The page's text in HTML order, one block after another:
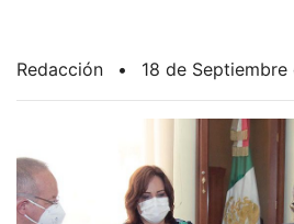
Redacción • 18 de